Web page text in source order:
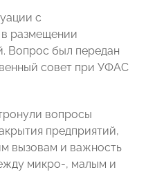
с
размещении
Вопрос был передан
совет при УФАС
вопросы
предприятий,
вызовам и важность
микро-, малым и